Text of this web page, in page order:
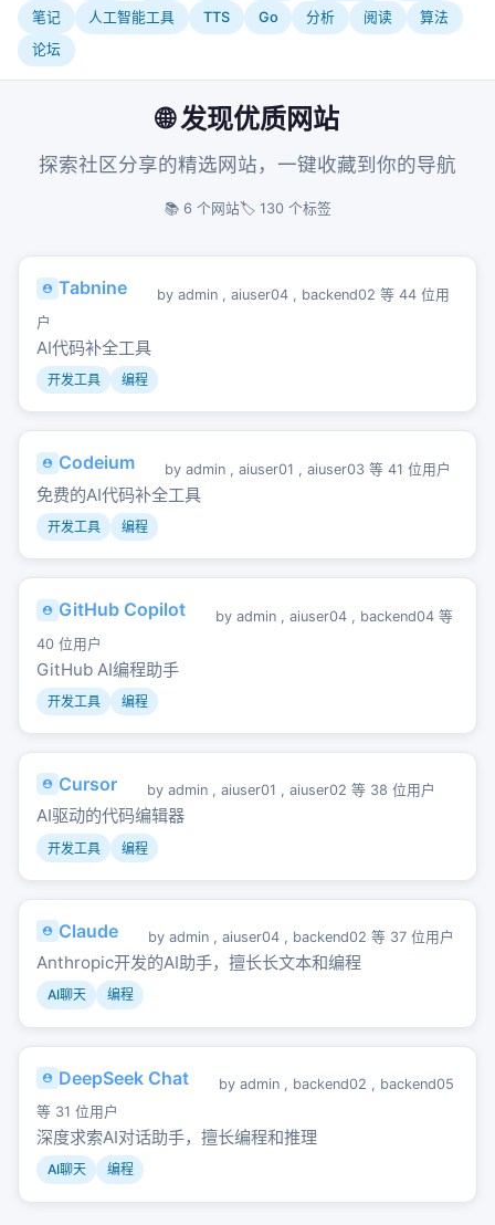
笔记
人工智能工具 TTS Go 分析 阅读
算法
论坛
🌐 发现优质网站
探索社区分享的精选网站，一键收藏到你的导航
📚 6 个网站🏷️ 130 个标签
Tabnine by admin , aiuser04 , backend02 等 44 位用
户
AI代码补全工具
开发工具 编程
Codeium by admin , aiuser01 , aiuser03 等 41 位用户
免费的AI代码补全工具
开发工具 编程
GitHub Copilot by admin , aiuser04 , backend04 等
40 位用户
GitHub AI编程助手
开发工具 编程
Cursor by admin , aiuser01 , aiuser02 等 38 位用户
AI驱动的代码编辑器
开发工具 编程
Claude by admin , aiuser04 , backend02 等 37 位用户
Anthropic开发的AI助手，擅长长文本和编程
AI聊天 编程
DeepSeek Chat by admin , backend02 , backend05
等 31 位用户
深度求索AI对话助手，擅长编程和推理
AI聊天 编程